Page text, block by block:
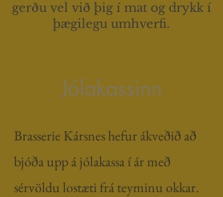
gerðu vel við þig í mat og drykk í
þægilegu umhverfi.
Jólakassinn
Brasserie Kársnes hefur ákveðið að
bjóða upp á jólakassa í ár með
sérvöldu lostæti frá teyminu okkar.